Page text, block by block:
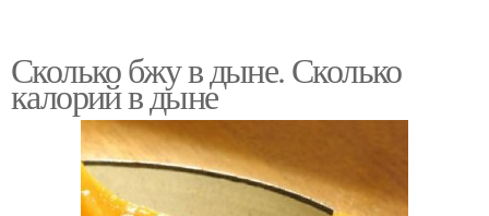
Сколько бжу в дыне. Сколько
калорий в дыне